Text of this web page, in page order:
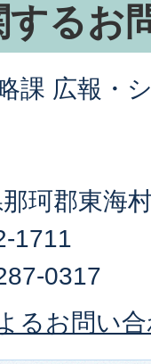
するお
課 広報・
珂郡東海
1711
0317
るお問い